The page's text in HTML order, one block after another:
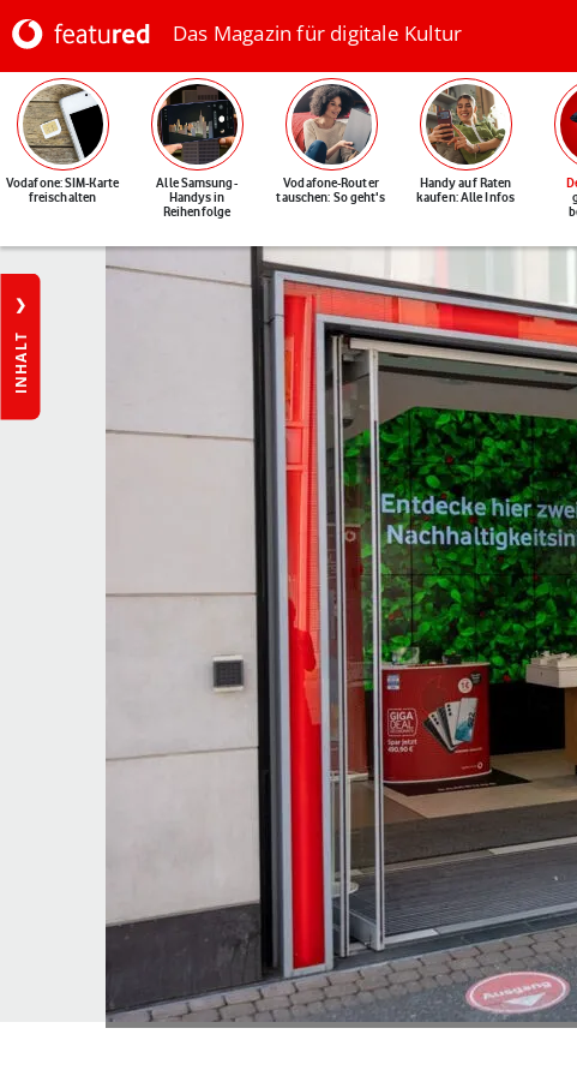
Das Magazin für digitale Kultur
Vodafone: SIM-Karte
freischalten
Alle Samsung-
Handys in
Reihenfolge
Vodafone-Router
tauschen: So geht's
Handy auf Raten
kaufen: Alle Infos
INHALT